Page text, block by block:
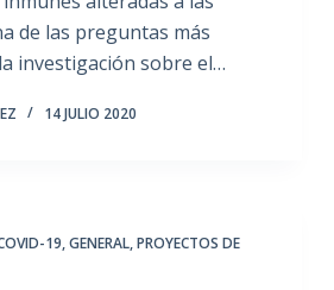
de las preguntas más
investigación sobre el…
14 JULIO 2020
19,GENERAL,PROYECTOS DE